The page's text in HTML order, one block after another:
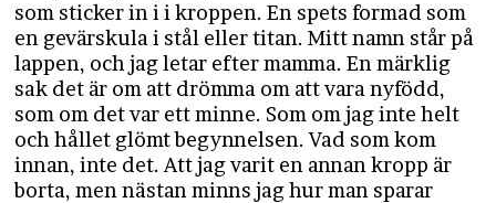
som sticker in i i kroppen. En spets formad som
en gevärskula i stål eller titan. Mitt namn står på
lappen, och jag letar efter mamma. En märklig
sak det är om att drömma om att vara nyfödd,
som om det var ett minne. Som om jag inte helt
och hållet glömt begynnelsen. Vad som kom
innan, inte det. Att jag varit en annan kropp är
borta, men nästan minns jag hur man sparar